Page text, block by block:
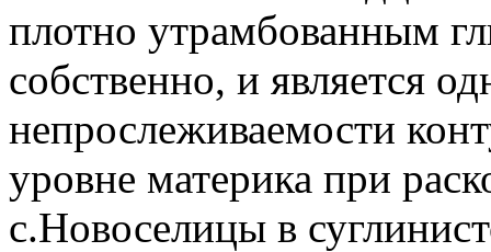
плотно утрамбованным
собственно, и является
непрослеживаемости
уровне материка при
с.Новоселицы в